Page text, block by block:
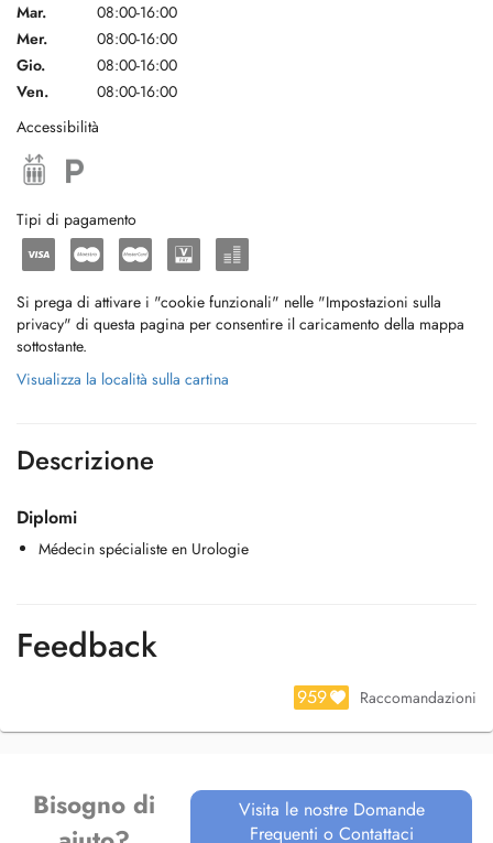
Mar.
08:00-16:00
Mer.
08:00-16:00
Gio.
08:00-16:00
Ven.
08:00-16:00
Accessibilità
Tipi di pagamento
Si prega di attivare i "cookie funzionali" nelle "Impostazioni sulla
privacy" di questa pagina per consentire il caricamento della mappa
sottostante.
Visualizza la località sulla cartina
Descrizione
Diplomi
Médecin spécialiste en Urologie
Feedback
959 Raccomandazioni
Bisogno di
Visita le nostre Domande
Frequenti o Contattaci